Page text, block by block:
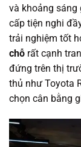
và khoảng sáng
cấp tiện nghi
trải nghiệm tốt
chỗ rất cạnh
đứng trên thị
thủ như Toyota
chọn cân bằng